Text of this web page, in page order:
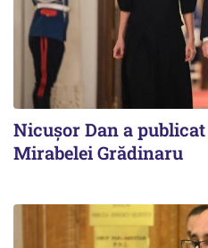
Nicuşor Dan a
Mirabelei Grădinaru